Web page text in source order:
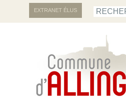
EXTRANET ÉLUS